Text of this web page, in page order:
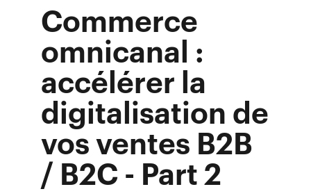
Commerce
omnicanal :
accélérer la
digitalisation de
vos ventes B2B
/ B2C - Part 2